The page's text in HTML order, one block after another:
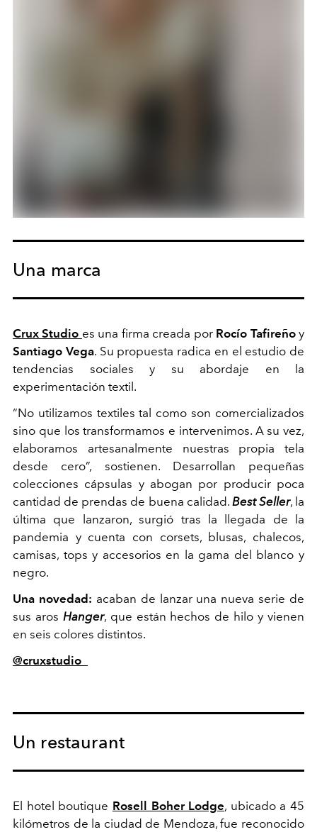
Una marca
Crux Studio es una firma creada por Rocío Tafireñoy
Santiago Vega. Su propuesta radica en el estudio de
tendencias sociales y su abordaje en la
experimentación textil.
“No utilizamos textiles tal como son comercializados
sino que los transformamos e intervenimos. A su vez,
elaboramos artesanalmente nuestras propia tela
desde cero”, sostienen. Desarrollan pequeñas
colecciones cápsulas y abogan por producir poca
cantidad de prendas de buena calidad. Best Seller, la
última que lanzaron, surgió tras la llegada de la
pandemia y cuenta con corsets, blusas, chalecos,
camisas, tops y accesorios en la gama del blanco y
negro.
Una novedad: acaban de lanzar una nueva serie de
sus aros Hanger, que están hechos de hilo y vienen
en seis colores distintos.
@cruxstudio_
Un restaurant
El hotel boutique Rosell Boher Lodge, ubicado a 45
kilómetros de la ciudad de Mendoza, fue reconocido